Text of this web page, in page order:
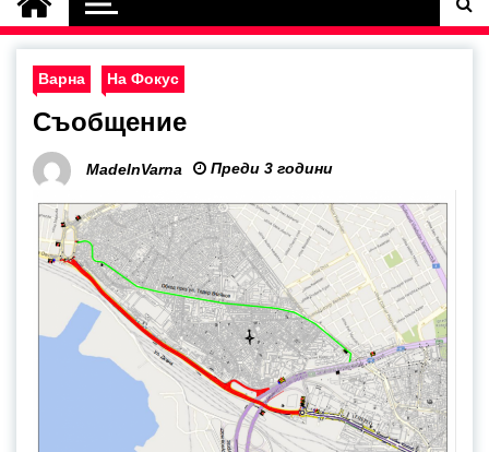
Варна На Фокус
Съобщение
MadeInVarna Преди 3 години